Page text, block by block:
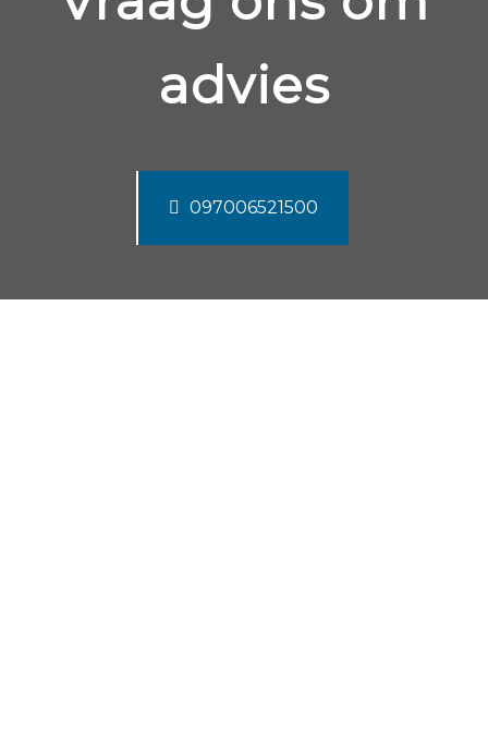
advies
097006521500